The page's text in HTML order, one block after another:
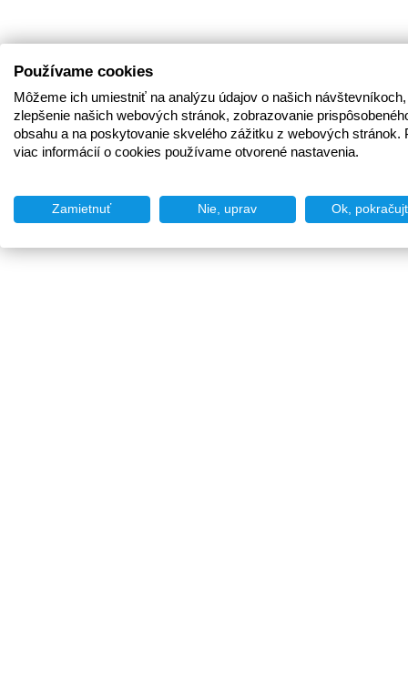
Používame cookies
Môžeme ich umiestniť na analýzu údajov o našich
zlepšenie našich webových stránok, zobrazovanie
obsahu a na poskytovanie skvelého zážitku z webových stránok.
viac informácií o cookies používame otvorené nastavenia.
Zamietnuť Nie, uprav Ok,